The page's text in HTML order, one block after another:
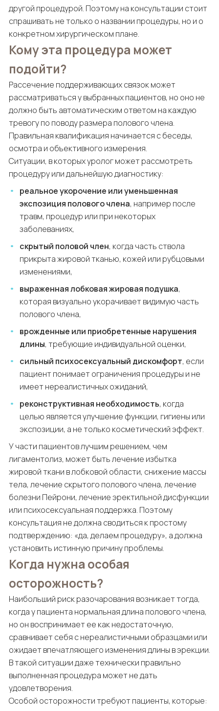
другой процедурой. Поэтому на консультации стоит
спрашивать не только о названии процедуры, но и о
конкретном хирургическом плане.
Кому эта процедура может
подойти?
Рассечение поддерживающих связок может
рассматриваться у выбранных пациентов, но оно не
должно быть автоматическим ответом на каждую
тревогу по поводу размера полового члена.
Правильная квалификация начинается с беседы,
осмотра и объективного измерения.
Ситуации, в которых уролог может рассмотреть
процедуру или дальнейшую диагностику:
реальное укорочение или уменьшенная
экспозиция полового члена, например после
травм, процедур или при некоторых
заболеваниях,
скрытый половой член, когда часть ствола
прикрыта жировой тканью, кожей или рубцовыми
изменениями,
выраженная лобковая жировая подушка,
которая визуально укорачивает видимую часть
полового члена,
врожденные или приобретенные нарушения
длины, требующие индивидуальной оценки,
сильный психосексуальный дискомфорт, если
пациент понимает ограничения процедуры и не
имеет нереалистичных ожиданий,
реконструктивная необходимость, когда
целью является улучшение функции, гигиены или
экспозиции, а не только косметический эффект.
У части пациентов лучшим решением, чем
лигаментолиз, может быть лечение избытка
жировой ткани в лобковой области, снижение массы
тела, лечение скрытого полового члена, лечение
болезни Пейрони, лечение эректильной дисфункции
или психосексуальная поддержка. Поэтому
консультация не должна сводиться к простому
подтверждению: «да, делаем процедуру», а должна
установить истинную причину проблемы.
Когда нужна особая
осторожность?
Наибольший риск разочарования возникает тогда,
когда у пациента нормальная длина полового члена,
но он воспринимает ее как недостаточную,
сравнивает себя с нереалистичными образцами или
ожидает впечатляющего изменения длины в эрекции.
В такой ситуации даже технически правильно
выполненная процедура может не дать
удовлетворения.
Особой осторожности требуют пациенты, которые: